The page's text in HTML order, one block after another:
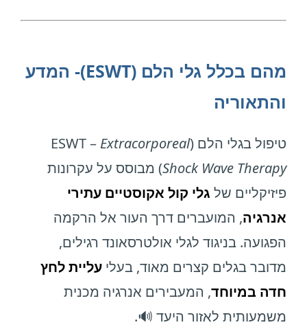
מהם בכלל גלי הלם (ESWT)- המדע
והתאוריה
טיפול בגלי הלם (ESWT –Extracorporeal
Shock Wave Therapy) מבוסס על עקרונות
פיזיקליים של גלי קול אקוסטיים עתירי
אנרגיה, המועברים דרך העור אל הרקמה
הפגועה. בניגוד לגלי אולטרסאונד רגילים,
מדובר בגלים קצרים מאוד, בעלי עליית לחץ
חדה במיוחד, המעבירים אנרגיה מכנית
משמעותית לאזור היעד 🔊.